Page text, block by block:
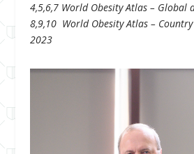
4,5,6,7 World Obesity Atlas – Global
8,9,10 World Obesity Atlas –
2023